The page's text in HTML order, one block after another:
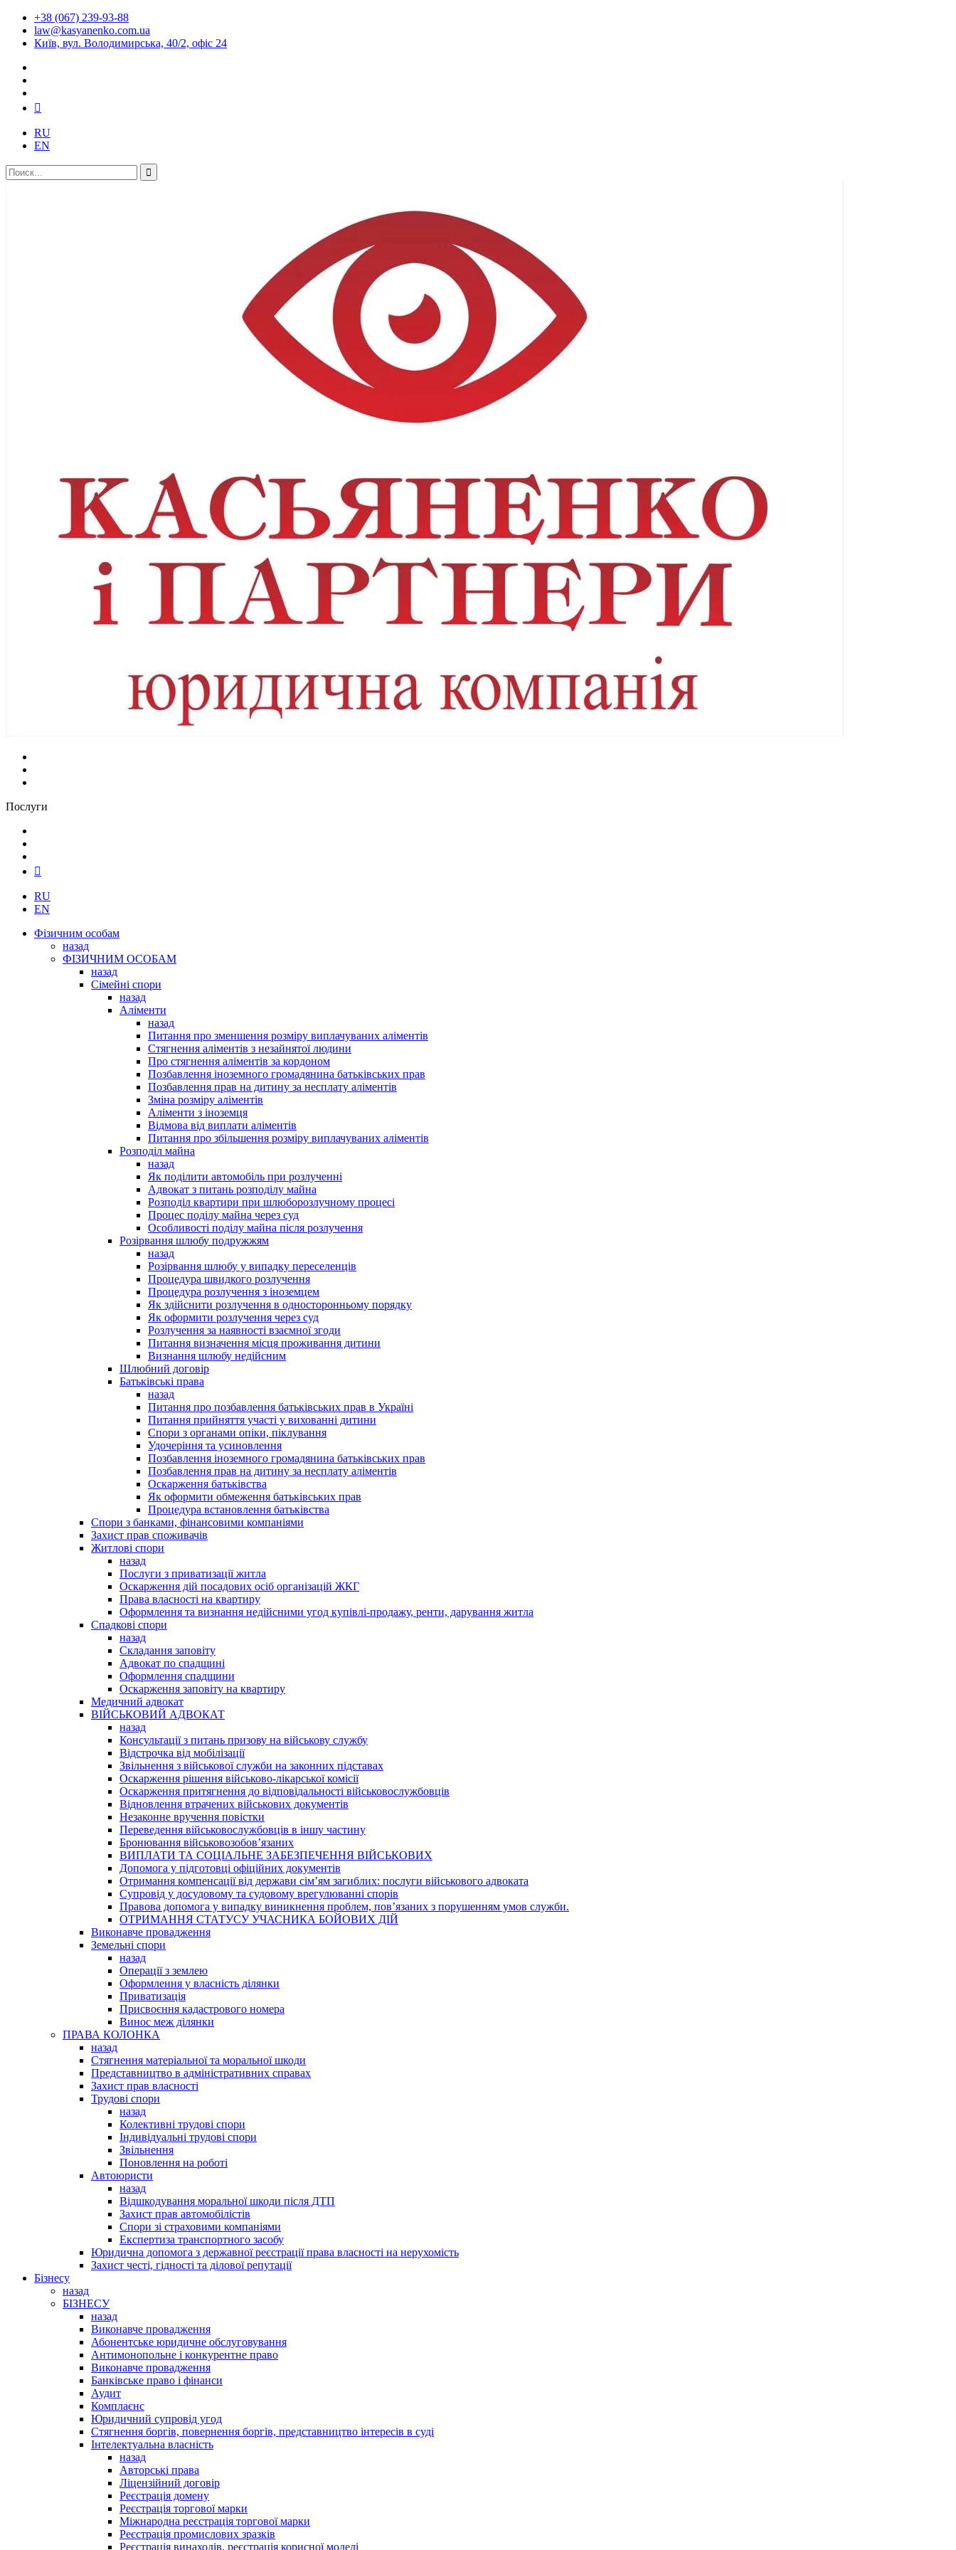
+38 (067) 239-93-88
law@kasyanenko.com.ua
Київ, вул. Володимирська, 40/2, офіс 24
RU
EN
Послуги
RU
EN
Фізичним особам
назад
ФІЗИЧНИМ ОСОБАМ
назад
Сімейні спори
назад
Аліменти
назад
Питання про зменшення розміру виплачуваних аліментів
Стягнення аліментів з незайнятої людини
Про стягнення аліментів за кордоном
Позбавлення іноземного громадянина батьківських прав
Позбавлення прав на дитину за несплату аліментів
Зміна розміру аліментів
Аліменти з іноземця
Відмова від виплати аліментів
Питання про збільшення розміру виплачуваних аліментів
Розподіл майна
назад
Як поділити автомобіль при розлученні
Адвокат з питань розподілу майна
Розподіл квартири при шлюборозлучному процесі
Процес поділу майна через суд
Особливості поділу майна після розлучення
Розірвання шлюбу подружжям
назад
Розірвання шлюбу у випадку переселенців
Процедура швидкого розлучення
Процедура розлучення з іноземцем
Як здійснити розлучення в односторонньому порядку
Як оформити розлучення через суд
Розлучення за наявності взаємної згоди
Питання визначення місця проживання дитини
Визнання шлюбу недійсним
Шлюбний договір
Батьківські права
назад
Питання про позбавлення батьківських прав в Україні
Питання прийняття участі у вихованні дитини
Спори з органами опіки, піклування
Удочеріння та усиновлення
Позбавлення іноземного громадянина батьківських прав
Позбавлення прав на дитину за несплату аліментів
Оскарження батьківства
Як оформити обмеження батьківських прав
Процедура встановлення батьківства
Спори з банками, фінансовими компаніями
Захист прав споживачів
Житлові спори
назад
Послуги з приватизації житла
Оскарження дій посадових осіб організацій ЖКГ
Права власності на квартиру
Оформлення та визнання недійсними угод купівлі-продажу, ренти, дарування житла
Спадкові спори
назад
Складання заповіту
Адвокат по спадщині
Оформлення спадщини
Оскарження заповіту на квартиру
Медичний адвокат
ВІЙСЬКОВИЙ АДВОКАТ
назад
Консультації з питань призову на військову службу
Відстрочка від мобілізації
Звільнення з військової служби на законних підставах
Оскарження рішення військово-лікарської комісії
Оскарження притягнення до відповідальності військовослужбовців
Відновлення втрачених військових документів
Незаконне вручення повістки
Переведення військовослужбовців в іншу частину
Бронювання військовозобов’язаних
ВИПЛАТИ ТА СОЦІАЛЬНЕ ЗАБЕЗПЕЧЕННЯ ВІЙСЬКОВИХ
Допомога у підготовці офіційних документів
Отримання компенсації від держави сім’ям загиблих: послуги військового адвоката
Супровід у досудовому та судовому врегулюванні спорів
Правова допомога у випадку виникнення проблем, пов’язаних з порушенням умов служби.
ОТРИМАННЯ СТАТУСУ УЧАСНИКА БОЙОВИХ ДІЙ
Виконавче провадження
Земельні спори
назад
Операції з землею
Оформлення у власність ділянки
Приватизація
Присвоєння кадастрового номера
Винос меж ділянки
ПРАВА КОЛОНКА
назад
Стягнення матеріальної та моральної шкоди
Представництво в адміністративних справах
Захист прав власності
Трудові спори
назад
Колективні трудові спори
Індивідуальні трудові спори
Звільнення
Поновлення на роботі
Автоюристи
назад
Відшкодування моральної шкоди після ДТП
Захист прав автомобілістів
Спори зі страховими компаніями
Експертиза транспортного засобу
Юридична допомога з державної реєстрації права власності на нерухомість
Захист честі, гідності та ділової репутації
Бізнесу
назад
БІЗНЕСУ
назад
Виконавче провадження
Абонентське юридичне обслуговування
Антимонопольне і конкурентне право
Виконавче провадження
Банківське право і фінанси
Аудит
Комплаєнс
Юридичний супровід угод
Стягнення боргів, повернення боргів, представництво інтересів в суді
Інтелектуальна власність
назад
Авторські права
Ліцензійний договір
Реєстрація домену
Реєстрація торгової марки
Міжнародна реєстрація торгової марки
Реєстрація промислових зразків
Реєстрація винаходів, реєстрація корисної моделі